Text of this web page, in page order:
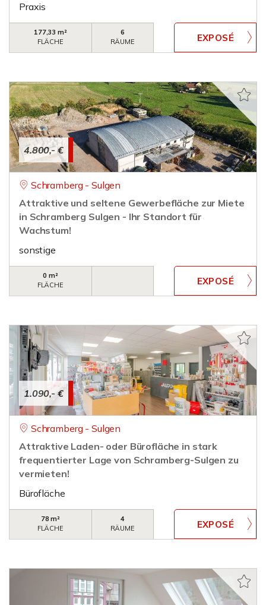
Praxis
177,33 m²
FLÄCHE
6
RÄUME
4.800,- €
Schramberg - Sulgen
Attraktive und seltene Gewerbefläche zur Miete
in Schramberg Sulgen - Ihr Standort für
Wachstum!
sonstige
0 m²
FLÄCHE
1.090,- €
Schramberg - Sulgen
Attraktive Laden- oder Bürofläche in stark
frequentierter Lage von Schramberg-Sulgen zu
vermieten!
Bürofläche
78 m²
FLÄCHE
4
RÄUME